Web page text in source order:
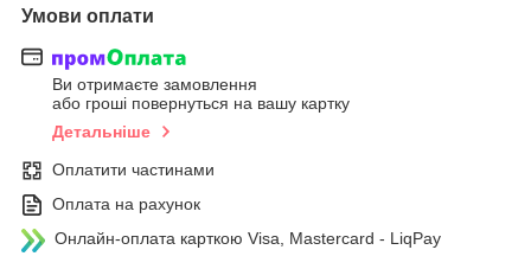
Умови оплати
Ви отримаєте замовлення
або гроші повернуться на вашу картку
Детальніше
Оплатити частинами
Оплата на рахунок
Онлайн-оплата карткою Visa, Mastercard - LiqPay